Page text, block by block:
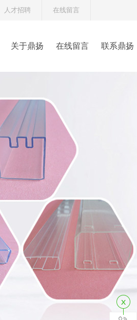
人才招聘 在线留言
关于鼎扬 在线留言 联系鼎扬